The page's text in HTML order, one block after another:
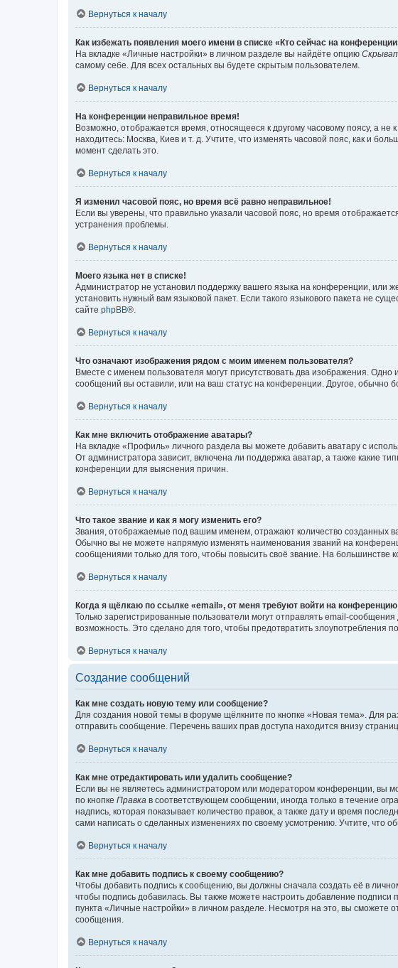
Вернуться к началу
Как избежать появления моего имени в списке «Кто сейчас на
На вкладке «Личные настройки» в личном разделе вы найдёте опцию
самому себе. Для всех остальных вы будете скрытым пользователем.
Вернуться к началу
На конференции неправильное время!
Возможно, отображается время, относящееся к другому часовому поясу, а не
находитесь: Москва, Киев и т. д. Учтите, что изменять часовой пояс, как и
момент сделать это.
Вернуться к началу
Я изменил часовой пояс, но время всё равно неправильное!
Если вы уверены, что правильно указали часовой пояс, но время
устранения проблемы.
Вернуться к началу
Моего языка нет в списке!
Администратор не установил поддержку вашего языка на конференции, или
установить нужный вам языковой пакет. Если такого языкового пакета не
сайте phpBB®.
Вернуться к началу
Что означают изображения рядом с моим именем пользователя?
Вместе с именем пользователя могут присутствовать два изображения.
сообщений вы оставили, или на ваш статус на конференции. Другое, обычно
Вернуться к началу
Как мне включить отображение аватары?
На вкладке «Профиль» личного раздела вы можете добавить аватару с
От администратора зависит, включена ли поддержка аватар, а также какие
конференции для выяснения причин.
Вернуться к началу
Что такое звание и как я могу изменить его?
Звания, отображаемые под вашим именем, отражают количество созданных
Обычно вы не можете напрямую изменять наименования званий на
сообщениями только для того, чтобы повысить своё звание. На
Вернуться к началу
Когда я щёлкаю по ссылке «email», от меня требуют войти на
Только зарегистрированные пользователи могут отправлять email-
возможность. Это сделано для того, чтобы предотвратить злоупотребления
Вернуться к началу
Создание сообщений
Как мне создать новую тему или сообщение?
Для создания новой темы в форуме щёлкните по кнопке «Новая тема». Для
отправить сообщение. Перечень ваших прав доступа находится внизу
Вернуться к началу
Как мне отредактировать или удалить сообщение?
Если вы не являетесь администратором или модератором конференции, вы
по кнопке Правка в соответствующем сообщении, иногда только в течение
надпись, которая показывает количество правок, а также дату и время
сами написать о сделанных изменениях по своему усмотрению. Учтите, что
Вернуться к началу
Как мне добавить подпись к своему сообщению?
Чтобы добавить подпись к сообщению, вы должны сначала создать её в
чтобы подпись добавилась. Вы также можете настроить добавление
пункта «Личные настройки» в личном разделе. Несмотря на это, вы
сообщения.
Вернуться к началу